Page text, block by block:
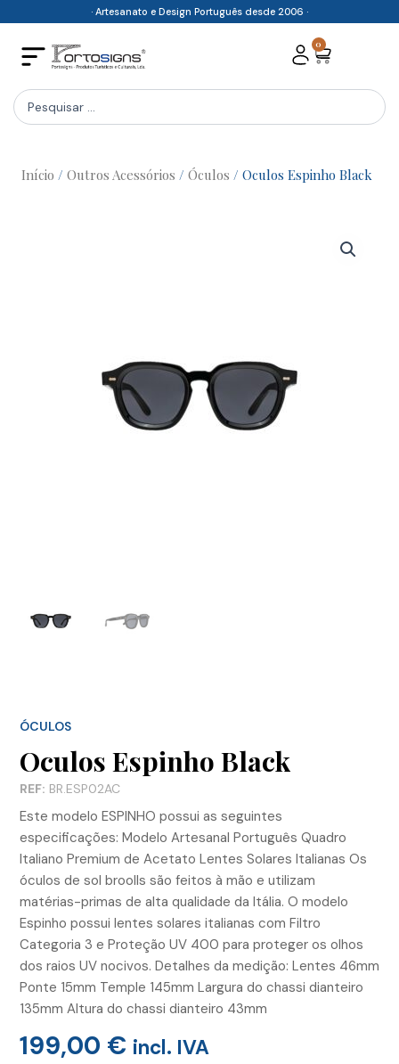
content
· Artesanato e Design Português desde 2006 ·
0
Cart
Search
...
Início / Outros Acessórios / Óculos / Oculos Espinho Black
ÓCULOS
Oculos Espinho Black
REF: BR.ESP02AC
Este modelo ESPINHO possui as seguintes
especificações: Modelo Artesanal Português Quadro
Italiano Premium de Acetato Lentes Solares Italianas Os
óculos de sol broolls são feitos à mão e utilizam
matérias-primas de alta qualidade da Itália. O modelo
Espinho possui lentes solares italianas com Filtro
Categoria 3 e Proteção UV 400 para proteger os olhos
dos raios UV nocivos. Detalhes da medição: Lentes 46mm
Ponte 15mm Temple 145mm Largura do chassi dianteiro
135mm Altura do chassi dianteiro 43mm
199,00 € incl. IVA